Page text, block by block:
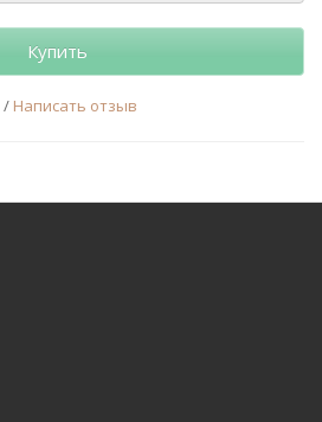
Купить
/ Написать отзыв